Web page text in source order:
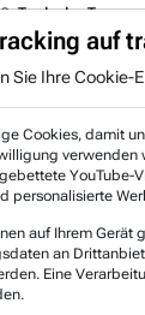
des Tages
und gratis
registriert?
Trading-
ein massives
auf
Sie Ihre Cookie-
Cookies, damit
verwenden
YouTube-
personalisierte
auf Ihrem Gerät
an
Eine